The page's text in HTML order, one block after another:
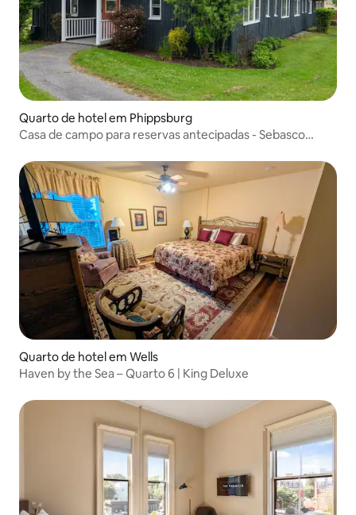
Quarto de hotel em Phippsburg
Casa de campo para reservas antecipadas - Sebasco
Quarto de hotel em Wells
Haven by the Sea – Quarto 6 | King Deluxe